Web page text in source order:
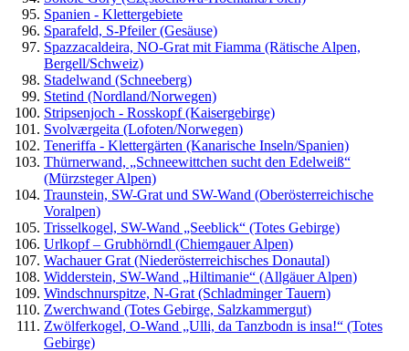
Spanien - Klettergebiete
Sparafeld, S-Pfeiler (Gesäuse)
Spazzacaldeira, NO-Grat mit Fiamma (Rätische Alpen,
Bergell/Schweiz)
Stadelwand (Schneeberg)
Stetind (Nordland/Norwegen)
Stripsenjoch - Rosskopf (Kaisergebirge)
Svolværgeita (Lofoten/Norwegen)
Teneriffa - Klettergärten (Kanarische Inseln/Spanien)
Thürnerwand, „Schneewittchen sucht den Edelweiß“
(Mürzsteger Alpen)
Traunstein, SW-Grat und SW-Wand (Oberösterreichische
Voralpen)
Trisselkogel, SW-Wand „Seeblick“ (Totes Gebirge)
Urlkopf – Grubhörndl (Chiemgauer Alpen)
Wachauer Grat (Niederösterreichisches Donautal)
Widderstein, SW-Wand „Hiltimanie“ (Allgäuer Alpen)
Windschnurspitze, N-Grat (Schladminger Tauern)
Zwerchwand (Totes Gebirge, Salzkammergut)
Zwölferkogel, O-Wand „Ulli, da Tanzbodn is insa!“ (Totes
Gebirge)